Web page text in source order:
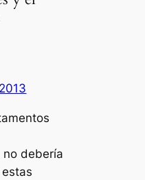
debería